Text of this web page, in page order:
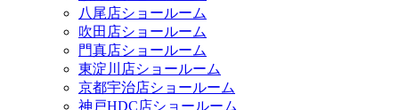
八尾店ショールーム
吹田店ショールーム
門真店ショールーム
東淀川店ショールーム
京都宇治店ショールーム
神戸HDC店ショールーム